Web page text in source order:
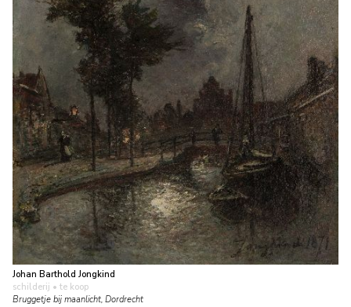
Johan Barthold Jongkind
schilderij • te koop
Bruggetje bij maanlicht, Dordrecht